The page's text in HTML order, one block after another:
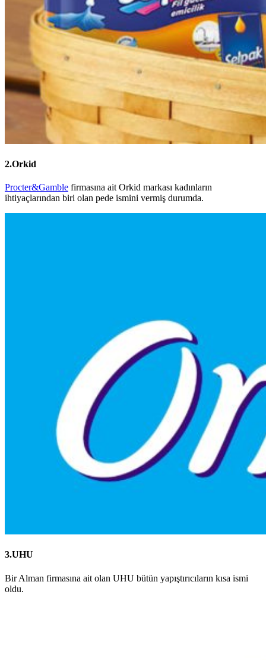
2.Orkid
Procter&Gamble firmasına ait Orkid markası kadınların
ihtiyaçlarından biri olan pede ismini vermiş durumda.
3.UHU
Bir Alman firmasına ait olan UHU bütün yapıştırıcıların kısa ismi
oldu.